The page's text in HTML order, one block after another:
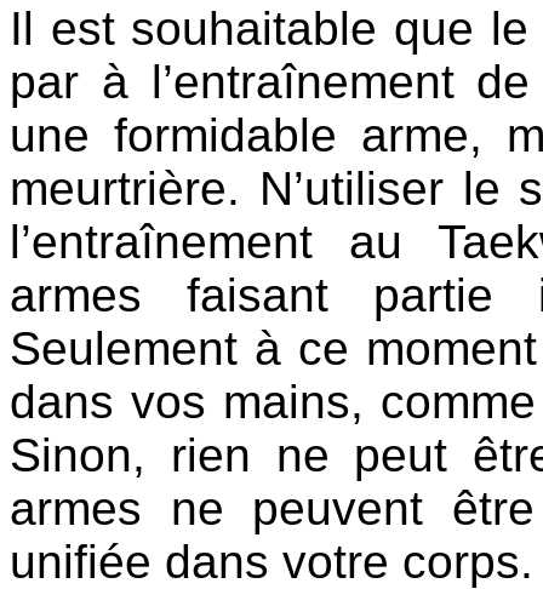
Il est souhaitable que
par à l’entraînement
une formidable arme,
meurtrière. N’utiliser le
l’entraînement au
armes faisant partie
Seulement à ce
dans vos mains,
Sinon, rien ne peut
armes ne peuvent
unifiée dans votre corps.